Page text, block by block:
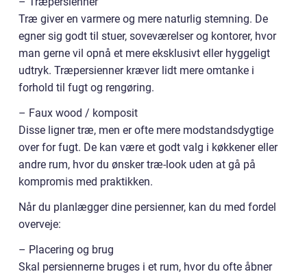
Træ giver en varmere og mere naturlig stemning. De
egner sig godt til stuer, soveværelser og kontorer, hvor
man gerne vil opnå et mere eksklusivt eller hyggeligt
udtryk. Træpersienner kræver lidt mere omtanke i
forhold til fugt og rengøring.
– Faux wood / komposit
Disse ligner træ, men er ofte mere modstandsdygtige
over for fugt. De kan være et godt valg i køkkener eller
andre rum, hvor du ønsker træ-look uden at gå på
kompromis med praktikken.
Når du planlægger dine persienner, kan du med fordel
overveje:
– Placering og brug
Skal persiennerne bruges i et rum, hvor du ofte åbner